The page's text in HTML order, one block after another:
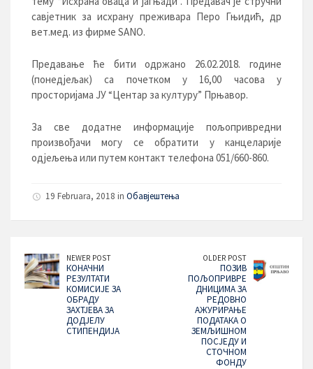
савјетник за исхрану преживара Перо Гњидић, др
вет.мед. из фирме SANO.
Предавање ће бити одржано 26.02.2018. године
(понедјељак) са почетком у 16,00 часова у
просторијама ЈУ “Центар за културу” Прњавор.
За све додатне информације пољопривредни
произвођачи могу се обратити у канцеларије
одјељења или путем контакт телефона 051/660-860.
19 Februara, 2018 in Обавјештења
NEWER POST
КОНАЧНИ
РЕЗУЛТАТИ
КОМИСИЈЕ ЗА
ОБРАДУ
ЗАХТЈЕВА ЗА
ДОДЈЕЛУ
СТИПЕНДИЈА
OLDER POST
ПОЗИВ
ПОЉОПРИВРЕ
ДНИЦИМА ЗА
РЕДОВНО
АЖУРИРАЊЕ
ПОДАТАКА О
ЗЕМЉИШНОМ
ПОСЈЕДУ И
СТОЧНОМ
ФОНДУ